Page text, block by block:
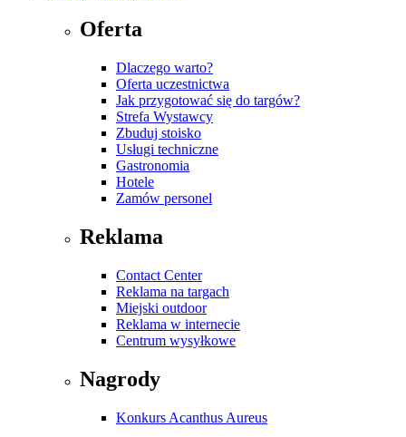
Oferta
Dlaczego warto?
Oferta uczestnictwa
Jak przygotować się do targów?
Strefa Wystawcy
Zbuduj stoisko
Usługi techniczne
Gastronomia
Hotele
Zamów personel
Reklama
Contact Center
Reklama na targach
Miejski outdoor
Reklama w internecie
Centrum wysyłkowe
Nagrody
Konkurs Acanthus Aureus